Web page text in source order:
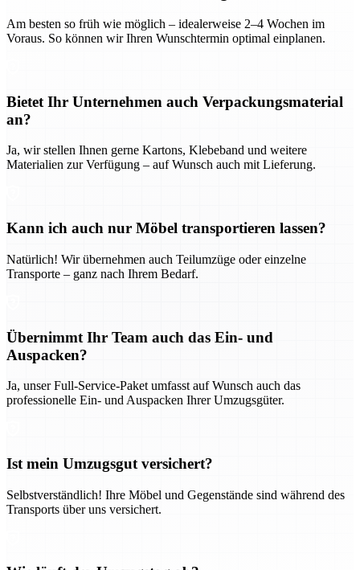
Am besten so früh wie möglich – idealerweise 2–4 Wochen im
Voraus. So können wir Ihren Wunschtermin optimal einplanen.
Bietet Ihr Unternehmen auch Verpackungsmaterial
an?
Ja, wir stellen Ihnen gerne Kartons, Klebeband und weitere
Materialien zur Verfügung – auf Wunsch auch mit Lieferung.
Kann ich auch nur Möbel transportieren lassen?
Natürlich! Wir übernehmen auch Teilumzüge oder einzelne
Transporte – ganz nach Ihrem Bedarf.
Übernimmt Ihr Team auch das Ein- und
Auspacken?
Ja, unser Full-Service-Paket umfasst auf Wunsch auch das
professionelle Ein- und Auspacken Ihrer Umzugsgüter.
Ist mein Umzugsgut versichert?
Selbstverständlich! Ihre Möbel und Gegenstände sind während des
Transports über uns versichert.